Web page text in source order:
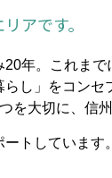
アです。
年。これま
らし」をコン
を大切に、信
トしていま